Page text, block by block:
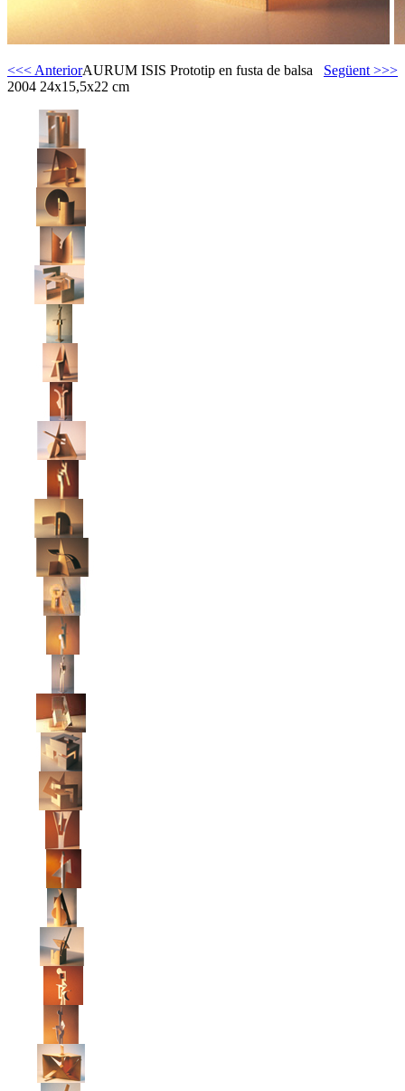
<<< Anterior Següent >>>
AURUM ISIS Prototip en fusta de balsa
2004 24x15,5x22 cm